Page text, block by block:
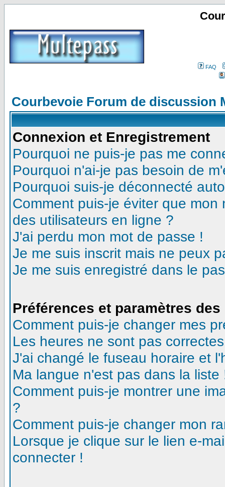
FAQ
Courbevoie Forum de discussion
Connexion et Enregistrement
Pourquoi ne puis-je pas me
Pourquoi n'ai-je pas besoin de
Pourquoi suis-je déconnecté
Comment puis-je éviter que
des utilisateurs en ligne ?
J'ai perdu mon mot de passe !
Je me suis inscrit mais ne peux
Je me suis enregistré dans le
Préférences et paramètres
Comment puis-je changer mes
Les heures ne sont pas
J'ai changé le fuseau horaire et
Ma langue n'est pas dans la liste
Comment puis-je montrer une
?
Comment puis-je changer mon
Lorsque je clique sur le lien e-
connecter !